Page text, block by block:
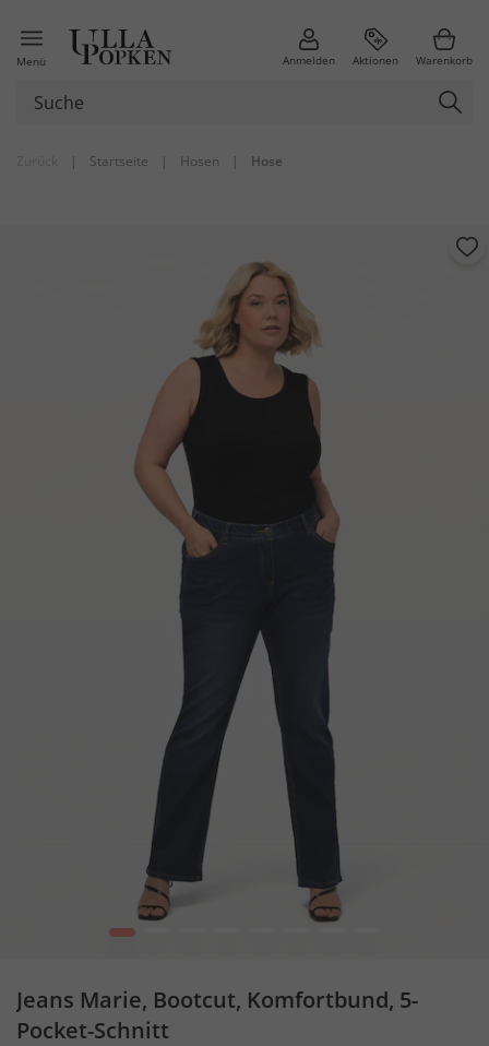
Menü Anmelden Aktionen Warenkorb
| Startseite | Hosen | Hose
1
Jeans Marie, Bootcut, Komfortbund, 5-
Pocket-Schnitt